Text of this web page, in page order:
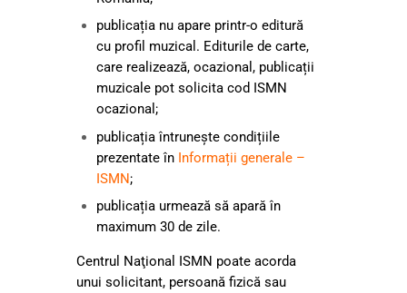
publicația nu apare printr-o editură
cu profil muzical. Editurile de carte,
care realizează, ocazional, publicații
muzicale pot solicita cod ISMN
ocazional;
publicația întrunește condițiile
prezentate în Informații generale –
ISMN;
publicația urmează să apară în
maximum 30 de zile.
Centrul Naţional ISMN poate acorda
unui solicitant, persoană fizică sau